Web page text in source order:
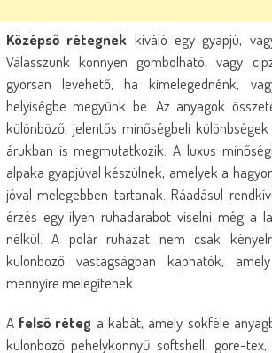
Középső rétegnek kiváló egy gyapjú,
Válasszunk könnyen gombolható, vagy
gyorsan levehető, ha kimelegednénk,
helyiségbe megyünk be. Az anyagok
különböző, jelentős minőségbeli
árukban is megmutatkozik. A luxus
alpaka gyapjúval készülnek, amelyek a
jóval melegebben tartanak. Ráadásul
érzés egy ilyen ruhadarabot viselni még a
nélkül. A polár ruházat nem csak
különböző vastagságban kaphatók,
mennyire melegítenek.
A felső réteg a kabát, amely sokféle
különböző pehelykönnyű softshell, gore-